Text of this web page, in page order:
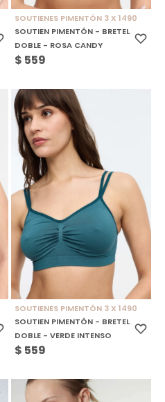
SOUTIENES PIMENTÓN 3 X 1490
SOUTIEN PIMENTÓN - BRETEL
DOBLE - ROSA CANDY
$ 559
SOUTIENES PIMENTÓN 3 X 1490
SOUTIEN PIMENTÓN - BRETEL
DOBLE - VERDE INTENSO
$ 559